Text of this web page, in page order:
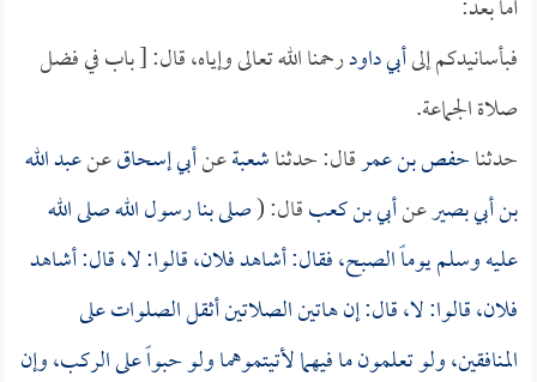
أما بعد:
فبأسانيدكم إلىأبي داودرحمنا الله تعالى وإياه، قال: [ باب في فضل
صلاة الجماعة.
حدثناحفص بن عمرقال: حدثناشعبةعنأبي إسحاقعنعبد الله
بن أبي بصيرعنأبي بن كعبقال: (صلى بنا رسول الله صلى الله
عليه وسلم يوماً الصبح، فقال: أشاهد فلان، قالوا: لا، قال: أشاهد
فلان، قالوا: لا، قال: إن هاتين الصلاتين أثقل الصلوات على
المنافقين، ولو تعلمون ما فيهما لأتيتموهما ولو حبواً على الركب، وإن